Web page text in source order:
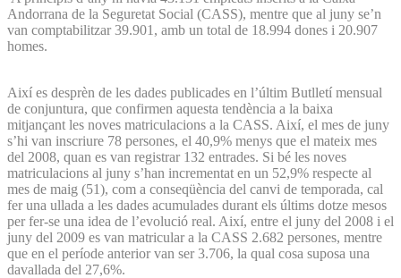
Andorrana de la Seguretat Social (CASS), mentre que al juny se’n
van comptabilitzar 39.901, amb un total de 18.994 dones i 20.907
homes.
Així es desprèn de les dades publicades en l’últim Butlletí mensual
de conjuntura, que confirmen aquesta tendència a la baixa
mitjançant les noves matriculacions a la CASS. Així, el mes de juny
s’hi van inscriure 78 persones, el 40,9% menys que el mateix mes
del 2008, quan es van registrar 132 entrades. Si bé les noves
matriculacions al juny s’han incrementat en un 52,9% respecte al
mes de maig (51), com a conseqüència del canvi de temporada, cal
fer una ullada a les dades acumulades durant els últims dotze mesos
per fer-se una idea de l’evolució real. Així, entre el juny del 2008 i el
juny del 2009 es van matricular a la CASS 2.682 persones, mentre
que en el període anterior van ser 3.706, la qual cosa suposa una
davallada del 27,6%.